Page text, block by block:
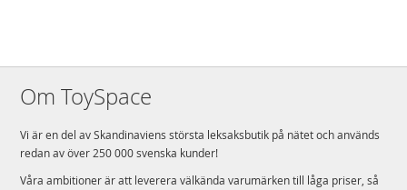
Om ToySpace
Vi är en del av Skandinaviens största leksaksbutik på nätet och används
redan av över 250 000 svenska kunder!
Våra ambitioner är att leverera välkända varumärken till låga priser, så